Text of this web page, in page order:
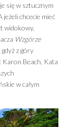
się w sztucznym
chcecie mieć
widokowy,
Wzgórze
z góry
Karon Beach, Kata
w całym